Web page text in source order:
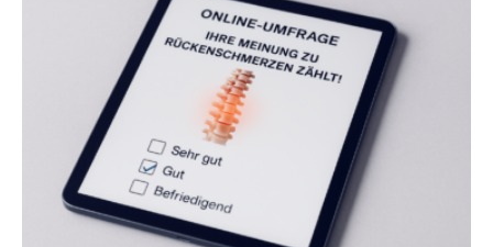
Rente. Bisherige Schätzungen lagen bei rund 20.000
Euro und damit etwa 30 Prozent zu niedrig. Zu diesem
Ergebnis kommt eine neue Studie des ZEW Mannheim
mit der Universität Tilburg. „Werden Frauen unter 30
Jahren erstmals…